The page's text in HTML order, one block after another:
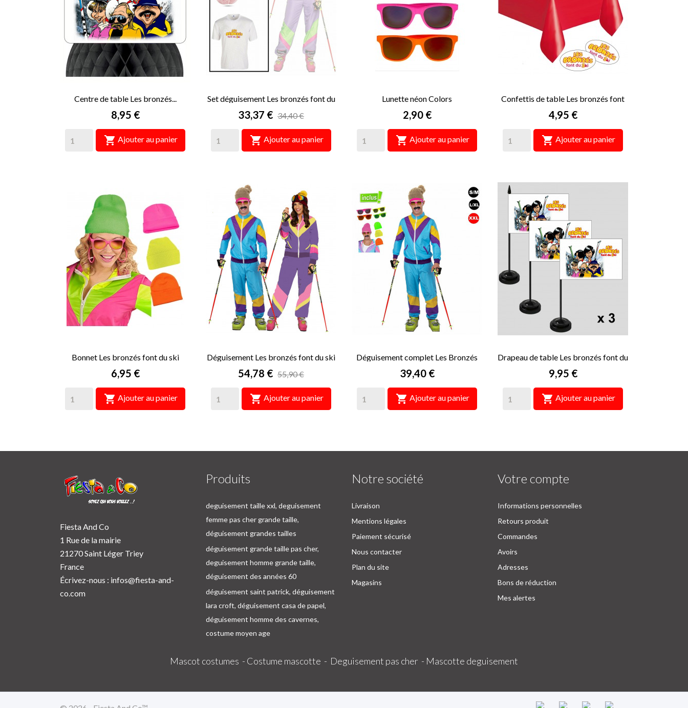
Centre de table Les bronzés...
Prix
8,95 €
 Ajouter au panier
Set déguisement Les bronzés font du
ski Femme
Prix
33,37 € 34,40 €
 Ajouter au panier
Lunette néon Colors
Prix
2,90 €
 Ajouter au panier
Confettis de table Les bronzés font
du ski
Prix
4,95 €
 Ajouter au panier
Bonnet Les bronzés font du ski
Prix
6,95 €
 Ajouter au panier
Déguisement Les bronzés font du ski
Le couple
Prix
54,78 € 55,90 €
 Ajouter au panier
Déguisement complet Les Bronzés
font du ski Homme
Prix
39,40 €
 Ajouter au panier
Drapeau de table Les bronzés font du
ski
Prix
9,95 €
 Ajouter au panier
Fiesta And Co
1 Rue de la mairie
21270 Saint Léger Triey
France
Écrivez-nous : infos@fiesta-and-
co.com
Produits
deguisement taille xxl, deguisement
femme pas cher grande taille,
déguisement grandes tailles
déguisement grande taille pas cher,
deguisement homme grande taille,
déguisement des années 60
déguisement saint patrick, déguisement
lara croft, déguisement casa de papel,
déguisement homme des cavernes,
costume moyen age
Notre société
Livraison
Mentions légales
Paiement sécurisé
Nous contacter
Plan du site
Magasins
Votre compte
Informations personnelles
Retours produit
Commandes
Avoirs
Adresses
Bons de réduction
Mes alertes
Mascot costumes - Costume mascotte - Deguisement pas cher - Mascotte deguisement